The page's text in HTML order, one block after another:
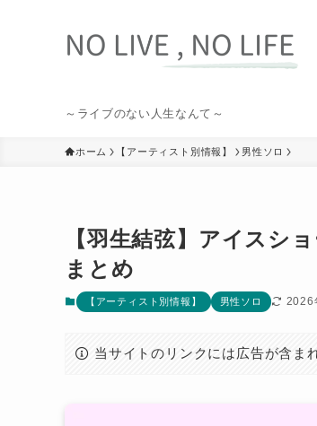
～ライブのない人生なんて～
ホーム 【アーティスト別情報】 男性ソロ
【羽生結弦】アイスシ
まとめ
【アーティスト別情報】 男性ソロ 2026
当サイトのリンクには広告が含ま